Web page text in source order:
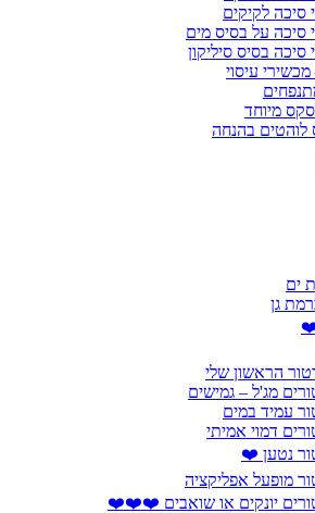
סיכה לקיקים
סיכה על בסיס מים
סיכה בסיס סיליקון
עיסוי
מיוחד
לוהטים בהנחה
ים
גן
❤️
הראשון שלי
מג'ל – גמישים
עמיד במים
דמוי אמיתי
נטען ❤️
מופעל אפליקציה
יונקים או שואבים ❤️❤️❤️